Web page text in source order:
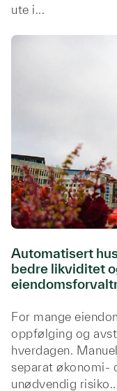
ute i...
Automatisert
bedre likviditet
For mange
oppfølging og
hverdagen.
separat økonomi-
unødvendig